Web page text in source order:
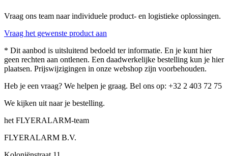
Vraag ons team naar individuele product- en logistieke oplossingen.
Vraag het gewenste product aan
* Dit aanbod is uitsluitend bedoeld ter informatie. En je kunt hier
geen rechten aan ontlenen. Een daadwerkelijke bestelling kun je hier
plaatsen. Prijswijzigingen in onze webshop zijn voorbehouden.
Heb je een vraag? We helpen je graag. Bel ons op: +32 2 403 72 75
We kijken uit naar je bestelling.
het FLYERALARM-team
FLYERALARM B.V.